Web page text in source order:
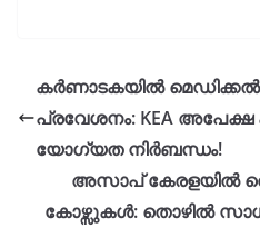
കർണാടകയിൽ
പ്രവേശനം: KEA അപേക്ഷ
യോഗ്യത നിർബന്ധം!
അസാപ് കേരളയിൽ
കോഴ്സുകൾ: തൊഴിൽ